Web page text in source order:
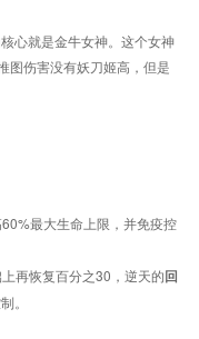
心就是金牛女神。这个女神
图伤害没有妖刀姬高，但是
最大生命上限，并免疫控
再恢复百分之30，逆天的回
。